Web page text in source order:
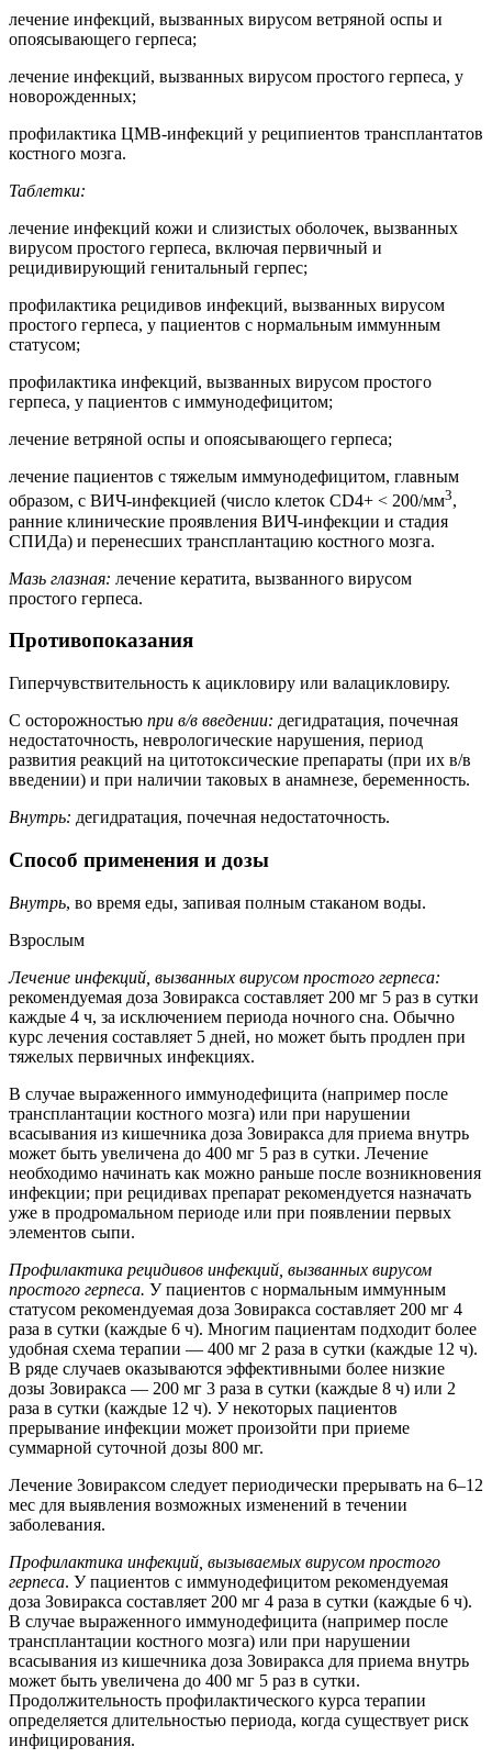
лечение инфекций, вызванных вирусом ветряной оспы и
опоясывающего герпеса;
лечение инфекций, вызванных вирусом простого герпеса, у
новорожденных;
профилактика ЦМВ-инфекций у реципиентов трансплантатов
костного мозга.
Таблетки:
лечение инфекций кожи и слизистых оболочек, вызванных
вирусом простого герпеса, включая первичный и
рецидивирующий генитальный герпес;
профилактика рецидивов инфекций, вызванных вирусом
простого герпеса, у пациентов с нормальным иммунным
статусом;
профилактика инфекций, вызванных вирусом простого
герпеса, у пациентов с иммунодефицитом;
лечение ветряной оспы и опоясывающего герпеса;
лечение пациентов с тяжелым иммунодефицитом, главным
образом, с ВИЧ-инфекцией (число клеток CD4+ < 200/мм3,
ранние клинические проявления ВИЧ-инфекции и стадия
СПИДа) и перенесших трансплантацию костного мозга.
Мазь глазная: лечение кератита, вызванного вирусом
простого герпеса.
Противопоказания
Гиперчувствительность к ацикловиру или валацикловиру.
С осторожностью при в/в введении: дегидратация, почечная
недостаточность, неврологические нарушения, период
развития реакций на цитотоксические препараты (при их в/в
введении) и при наличии таковых в анамнезе, беременность.
Внутрь: дегидратация, почечная недостаточность.
Способ применения и дозы
Внутрь, во время еды, запивая полным стаканом воды.
Взрослым
Лечение инфекций, вызванных вирусом простого герпеса:
рекомендуемая доза Зовиракса составляет 200 мг 5 раз в сутки
каждые 4 ч, за исключением периода ночного сна. Обычно
курс лечения составляет 5 дней, но может быть продлен при
тяжелых первичных инфекциях.
В случае выраженного иммунодефицита (например после
трансплантации костного мозга) или при нарушении
всасывания из кишечника доза Зовиракса для приема внутрь
может быть увеличена до 400 мг 5 раз в сутки. Лечение
необходимо начинать как можно раньше после возникновения
инфекции; при рецидивах препарат рекомендуется назначать
уже в продромальном периоде или при появлении первых
элементов сыпи.
Профилактика рецидивов инфекций, вызванных вирусом
простого герпеса. У пациентов с нормальным иммунным
статусом рекомендуемая доза Зовиракса составляет 200 мг 4
раза в сутки (каждые 6 ч). Многим пациентам подходит более
удобная схема терапии — 400 мг 2 раза в сутки (каждые 12 ч).
В ряде случаев оказываются эффективными более низкие
дозы Зовиракса — 200 мг 3 раза в сутки (каждые 8 ч) или 2
раза в сутки (каждые 12 ч). У некоторых пациентов
прерывание инфекции может произойти при приеме
суммарной суточной дозы 800 мг.
Лечение Зовираксом следует периодически прерывать на 6–12
мес для выявления возможных изменений в течении
заболевания.
Профилактика инфекций, вызываемых вирусом простого
герпеса. У пациентов с иммунодефицитом рекомендуемая
доза Зовиракса составляет 200 мг 4 раза в сутки (каждые 6 ч).
В случае выраженного иммунодефицита (например после
трансплантации костного мозга) или при нарушении
всасывания из кишечника доза Зовиракса для приема внутрь
может быть увеличена до 400 мг 5 раз в сутки.
Продолжительность профилактического курса терапии
определяется длительностью периода, когда существует риск
инфицирования.